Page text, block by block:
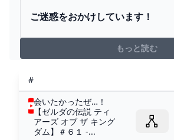
ご迷惑をおかけしています！
もっと読む
#
会いたかったぜ…！
【ゼルダの伝説 ティ
アーズ オブ ザ キング
ダム】＃６１ -...